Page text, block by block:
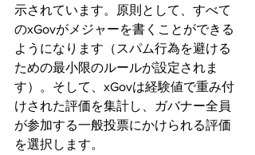
示されています。原則として、すべて
のxGovがメジャーを書くことができる
ようになります（スパム行為を避ける
ための最小限のルールが設定されま
す）。そして、xGovは経験値で重み付
けされた評価を集計し、ガバナー全員
が参加する一般投票にかけられる評価
を選択します。